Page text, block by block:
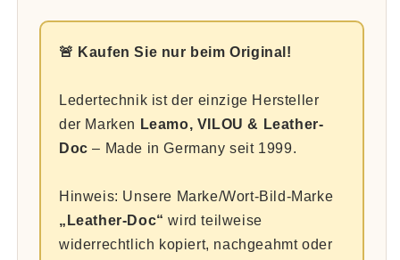
🚨 Kaufen Sie nur beim Original!
Ledertechnik ist der einzige Hersteller
der Marken Leamo, VILOU & Leather-
Doc – Made in Germany seit 1999.
Hinweis: Unsere Marke/Wort-Bild-Marke
„Leather-Doc“ wird teilweise
widerrechtlich kopiert, nachgeahmt oder